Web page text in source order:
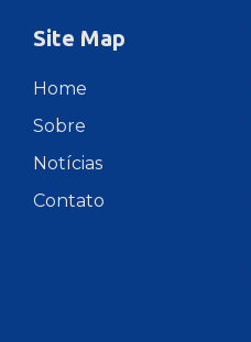
Site Map
Home
Sobre
Notícias
Contato